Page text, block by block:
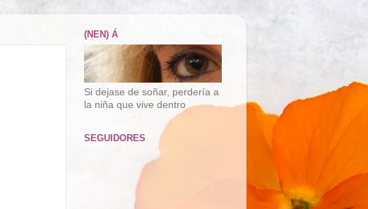
(NEN) Á
Si dejase de soñar, perdería a
la niña que vive dentro
SEGUIDORES